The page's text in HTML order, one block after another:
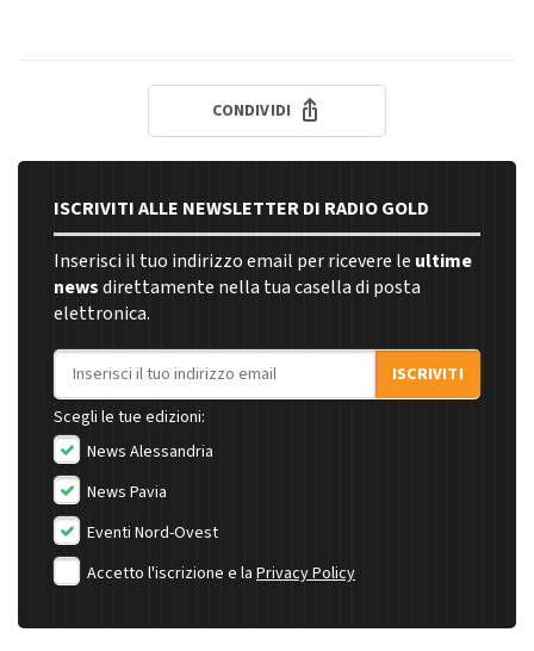
CONDIVIDI
ISCRIVITI ALLE NEWSLETTER DI RADIO GOLD
Inserisci il tuo indirizzo email per ricevere le ultime
newsdirettamente nella tua casella di posta
elettronica.
Indirizzo email
ISCRIVITI
Scegli le tue edizioni:
News Alessandria
News Pavia
Eventi Nord-Ovest
Accetto l'iscrizione e la Privacy Policy